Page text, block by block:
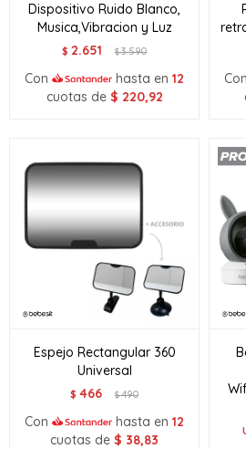
Dispositivo Ruido Blanco,
Musica,Vibracion y Luz
$ 2.651 $3.590
Con hasta en 12
cuotas de $ 220,92
Con
Espejo Rectangular 360
Universal
$ 466 $490
Con hasta en 12
cuotas de $ 38,83